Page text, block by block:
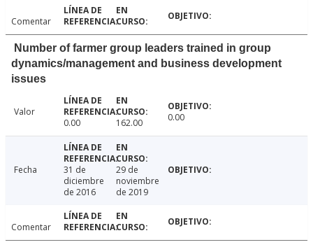
Comentar
Number of farmer group leaders trained in group
dynamics/management and business development
issues
Valor
0.00
162.00 0.00
Fecha
31 de
diciembre
de 2016
29 de
noviembre
de 2019
Comentar